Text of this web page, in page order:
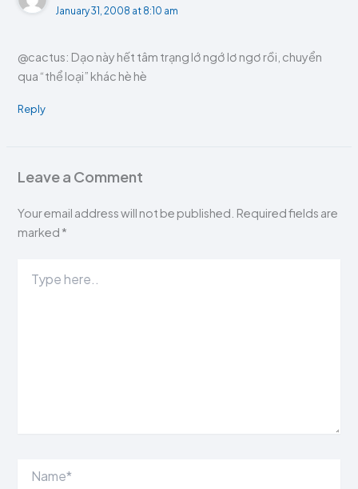
January 31, 2008 at 8:10 am
@cactus: Dạo này hết tâm trạng lớ ngớ lơ ngơ rồi, chuyển
qua “thể loại” khác hè hè
Reply
Leave a Comment
Your email address will not be published. Required fields are
marked *
here..